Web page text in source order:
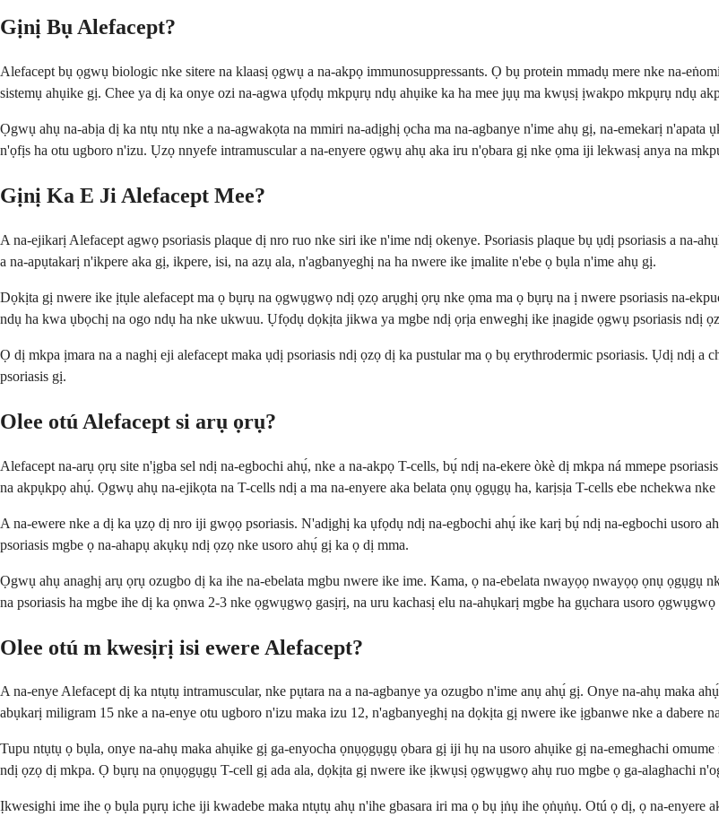
Gịnị Bụ Alefacept?
Alefacept bụ ọgwụ biologic nke sitere na klaasị ọgwụ a na-akpọ immunosuppressants. Ọ bụ protein mmadụ mere nke na-
sistemụ ahụike gị. Chee ya dị ka onye ozi na-agwa ụfọdụ mkpụrụ ndụ ahụike ka ha mee jụụ ma kwụsị ịwakpo mkpụrụ ndụ
Ọgwụ ahụ na-abịa dị ka ntụ ntụ nke a na-agwakọta na mmiri na-adịghị ọcha ma na-agbanye n'ime ahụ gị, na-emekarị
n'ọfịs ha otu ugboro n'izu. Ụzọ nnyefe intramuscular a na-enyere ọgwụ ahụ aka iru n'ọbara gị nke ọma iji lekwasị anya na
Gịnị Ka E Ji Alefacept Mee?
A na-ejikarị Alefacept agwọ psoriasis plaque dị nro ruo nke siri ike n'ime ndị okenye. Psoriasis plaque bụ ụdị psoriasis a na-
a na-apụtakarị n'ikpere aka gị, ikpere, isi, na azụ ala, n'agbanyeghị na ha nwere ike ịmalite n'ebe ọ bụla n'ime ahụ gị.
Dọkịta gị nwere ike ịtụle alefacept ma ọ bụrụ na ọgwụgwọ ndị ọzọ arụghị ọrụ nke ọma ma ọ bụrụ na ị nwere psoriasis na-
ndụ ha kwa ụbọchị na ogo ndụ ha nke ukwuu. Ụfọdụ dọkịta jikwa ya mgbe ndị ọrịa enweghị ike ịnagide ọgwụ psoriasis ndị
Ọ dị mkpa ịmara na a naghị eji alefacept maka ụdị psoriasis ndị ọzọ dị ka pustular ma ọ bụ erythrodermic psoriasis. Ụdị ndị
psoriasis gị.
Olee otú Alefacept si arụ ọrụ?
Alefacept na-arụ ọrụ site n'ịgba sel ndị na-egbochi ahụ́, nke a na-akpọ T-cells, bụ́ ndị na-ekere òkè dị mkpa ná mmepe
na akpụkpọ ahụ́. Ọgwụ ahụ na-ejikọta na T-cells ndị a ma na-enyere aka belata ọnụ ọgụgụ ha, karịsịa T-cells ebe nchekwa
A na-ewere nke a dị ka ụzọ dị nro iji gwọọ psoriasis. N'adịghị ka ụfọdụ ndị na-egbochi ahụ́ ike karị bụ́ ndị na-egbochi usoro
psoriasis mgbe ọ na-ahapụ akụkụ ndị ọzọ nke usoro ahụ́ gị ka ọ dị mma.
Ọgwụ ahụ anaghị arụ ọrụ ozugbo dị ka ihe na-ebelata mgbu nwere ike ime. Kama, ọ na-ebelata nwayọọ nwayọọ ọnụ ọgụgụ
na psoriasis ha mgbe ihe dị ka ọnwa 2-3 nke ọgwụgwọ gasịrị, na uru kachasị elu na-ahụkarị mgbe ha gụchara usoro ọgwụgwọ
Olee otú m kwesịrị isi ewere Alefacept?
A na-enye Alefacept dị ka ntụtụ intramuscular, nke pụtara na a na-agbanye ya ozugbo n'ime anụ ahụ́ gị. Onye na-ahụ maka
abụkarị miligram 15 nke a na-enye otu ugboro n'izu maka izu 12, n'agbanyeghị na dọkịta gị nwere ike ịgbanwe nke a dabere
Tupu ntụtụ ọ bụla, onye na-ahụ maka ahụike gị ga-enyocha ọnụọgụgụ ọbara gị iji hụ na usoro ahụike gị na-emeghachi
ndị ọzọ dị mkpa. Ọ bụrụ na ọnụọgụgụ T-cell gị ada ala, dọkịta gị nwere ike ịkwụsị ọgwụgwọ ahụ ruo mgbe ọ ga-alaghachi
Ịkwesighi ime ihe ọ bụla pụrụ iche iji kwadebe maka ntụtụ ahụ n'ihe gbasara iri ma ọ bụ ịṅụ ihe ọṅụṅụ. Otú ọ dị, ọ na-enyere